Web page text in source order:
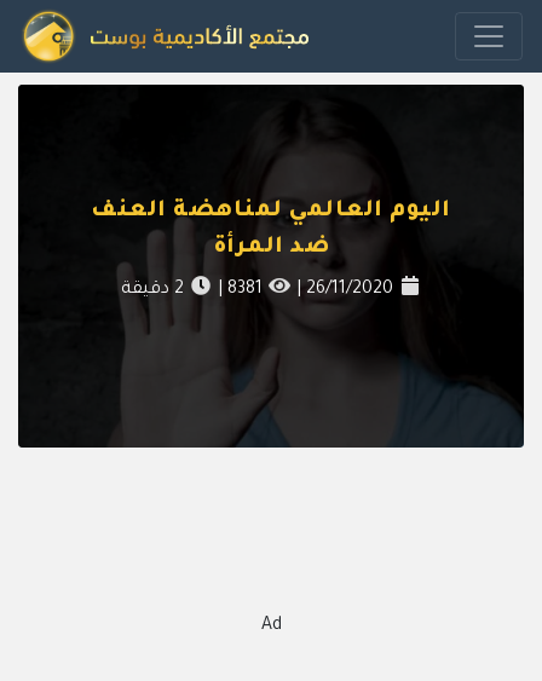
اليوم العالمي لمناهضة العنف
ضد المرأة
26/11/2020
2 دقيقة
Ad